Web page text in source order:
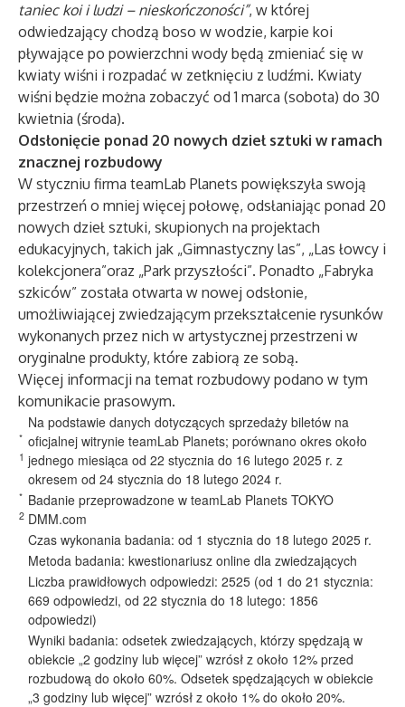
taniec koi i ludzi – nieskończoności”, w której
odwiedzający chodzą boso w wodzie, karpie koi
pływające po powierzchni wody będą zmieniać się w
kwiaty wiśni i rozpadać w zetknięciu z ludźmi. Kwiaty
wiśni będzie można zobaczyć od 1 marca (sobota) do 30
kwietnia (środa).
Odsłonięcie ponad 20 nowych dzieł sztuki w ramach
znacznej rozbudowy
W styczniu firma teamLab Planets powiększyła swoją
przestrzeń o mniej więcej połowę, odsłaniając ponad 20
nowych dzieł sztuki, skupionych na projektach
edukacyjnych, takich jak „Gimnastyczny las”, „Las łowcy i
kolekcjonera”oraz „Park przyszłości”. Ponadto „Fabryka
szkiców” została otwarta w nowej odsłonie,
umożliwiającej zwiedzającym przekształcenie rysunków
wykonanych przez nich w artystycznej przestrzeni w
oryginalne produkty, które zabiorą ze sobą.
Więcej informacji na temat rozbudowy podano w tym
komunikacie prasowym.
*
1
Na podstawie danych dotyczących sprzedaży biletów na
oficjalnej witrynie teamLab Planets; porównano okres około
jednego miesiąca od 22 stycznia do 16 lutego 2025 r. z
okresem od 24 stycznia do 18 lutego 2024 r.
*
2
Badanie przeprowadzone w teamLab Planets TOKYO
DMM.com
Czas wykonania badania: od 1 stycznia do 18 lutego 2025 r.
Metoda badania: kwestionariusz online dla zwiedzających
Liczba prawidłowych odpowiedzi: 2525 (od 1 do 21 stycznia:
669 odpowiedzi, od 22 stycznia do 18 lutego: 1856
odpowiedzi)
Wyniki badania: odsetek zwiedzających, którzy spędzają w
obiekcie „2 godziny lub więcej” wzrósł z około 12% przed
rozbudową do około 60%. Odsetek spędzających w obiekcie
„3 godziny lub więcej” wzrósł z około 1% do około 20%.